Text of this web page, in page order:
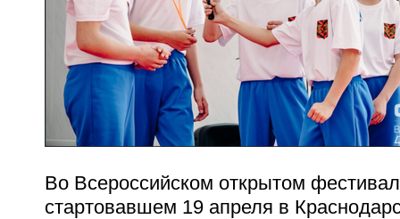
Во Всероссийском открытом
стартовавшем 19 апреля в